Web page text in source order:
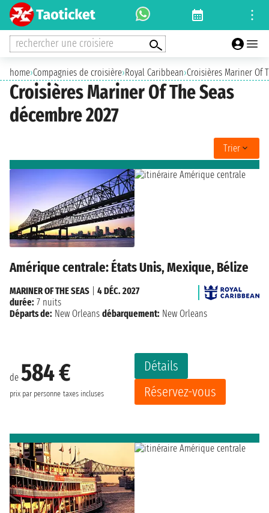
rechercher une croisiere
home›Compagnies de croisière›Royal Caribbean›Croisières Mariner Of
Croisières Mariner Of The Seas
décembre 2027
Trier
Amérique centrale: États Unis, Mexique, Bélize
de 584 €
prix par personne taxes incluses
Détails
Réservez-vous
MARINER OF THE SEAS
4 DÉC. 2027
durée: 7 nuits
Départs de: New Orleans débarquement: New Orleans